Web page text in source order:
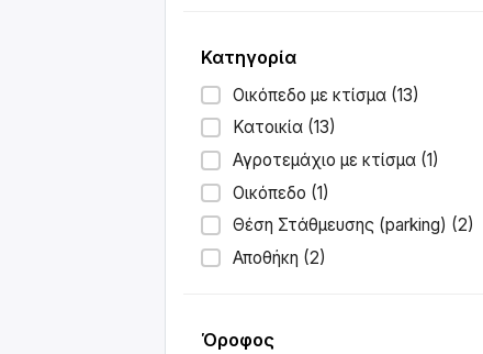
Κατηγορία
Οικόπεδο με κτίσμα (13)
Κατοικία (13)
Αγροτεμάχιο με κτίσμα (1)
Οικόπεδο (1)
Θέση Στάθμευσης (parking) (2)
Αποθήκη (2)
Όροφος